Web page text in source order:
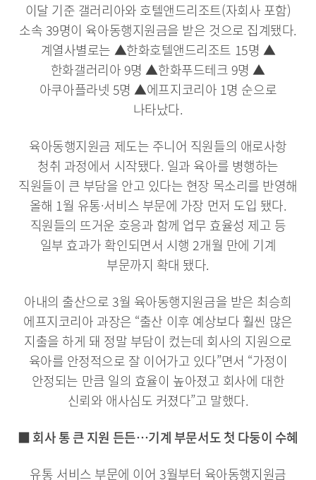
이달 기준 갤러리아와 호텔앤드리조트(자회사 포함)
소속 39명이 육아동행지원금을 받은 것으로 집계됐다.
계열사별로는 ▲한화호텔앤드리조트 15명 ▲
한화갤러리아 9명 ▲한화푸드테크 9명 ▲
아쿠아플라넷 5명 ▲에프지코리아 1명 순으로
나타났다.
육아동행지원금 제도는 주니어 직원들의 애로사항
청취 과정에서 시작됐다. 일과 육아를 병행하는
직원들이 큰 부담을 안고 있다는 현장 목소리를 반영해
올해 1월 유통·서비스 부문에 가장 먼저 도입 됐다.
직원들의 뜨거운 호응과 함께 업무 효율성 제고 등
일부 효과가 확인되면서 시행 2개월 만에 기계
부문까지 확대 됐다.
아내의 출산으로 3월 육아동행지원금을 받은 최승희
에프지코리아 과장은 “출산 이후 예상보다 훨씬 많은
지출을 하게 돼 정말 부담이 컸는데 회사의 지원으로
육아를 안정적으로 잘 이어가고 있다”면서 “가정이
안정되는 만큼 일의 효율이 높아졌고 회사에 대한
신뢰와 애사심도 커졌다”고 말했다.
■ 회사 통 큰 지원 든든…기계 부문서도 첫 다둥이 수혜
유통 서비스 부문에 이어 3월부터 육아동행지원금